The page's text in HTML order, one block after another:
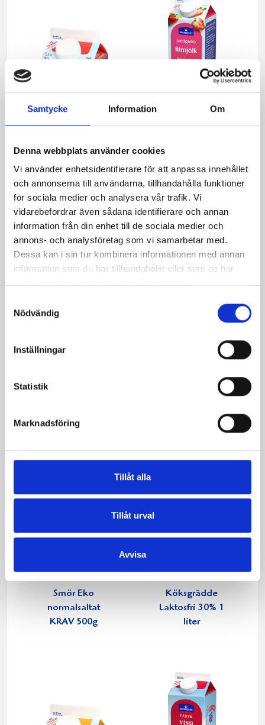
Samtycke Information Om
Denna webbplats använder cookies
Vi använder enhetsidentifierare för att anpassa innehållet
och annonserna till användarna, tillhandahålla funktioner
för sociala medier och analysera vår trafik. Vi
vidarebefordrar även sådana identifierare och annan
information från din enhet till de sociala medier och
annons- och analysföretag som vi samarbetar med.
Dessa kan i sin tur kombinera informationen med annan
information som du har tillhandahållit eller som de har
Nödvändig
Inställningar
Statistik
Marknadsföring
Tillåt alla
Tillåt urval
Avvisa
Mellanmjölk
1,5% laktosfri 3dl
Jordgubbsfil 2,7%
1000g
Smör Eko
normalsaltat
KRAV 500g
Köksgrädde
Laktosfri 30% 1
liter